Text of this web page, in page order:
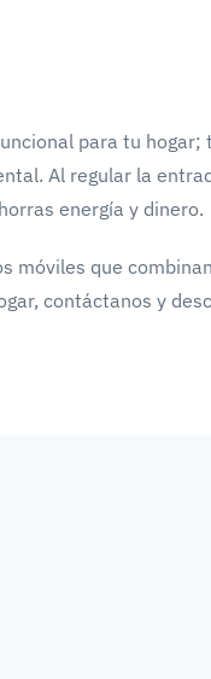
para tu
Al regular la
energía y dinero.
móviles que
contáctanos y